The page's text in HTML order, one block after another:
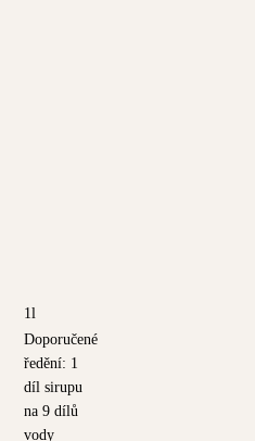
1l
Doporučené
ředění: 1
díl sirupu
na 9 dílů
vody